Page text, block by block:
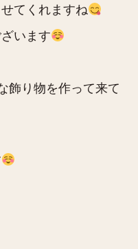
てくれますね
います
飾り物を作って来て